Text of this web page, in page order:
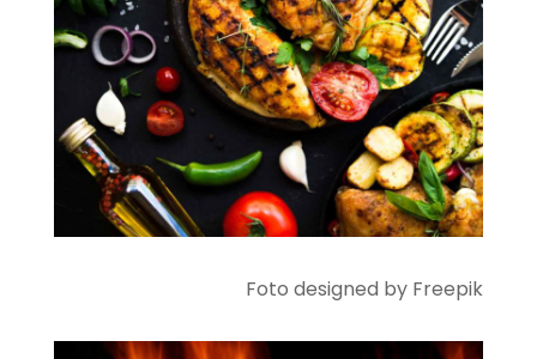
Foto designed by Freepik